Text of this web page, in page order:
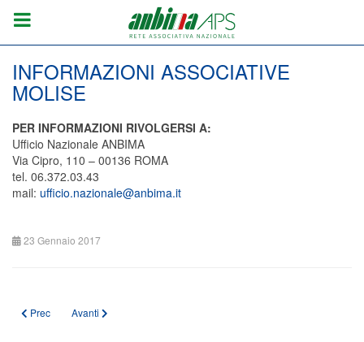
INFORMAZIONI ASSOCIATIVE
MOLISE
PER INFORMAZIONI RIVOLGERSI A:
Ufficio Nazionale ANBIMA
Via Cipro, 110 – 00136 ROMA
tel. 06.372.03.43
mail: ufficio.nazionale@anbima.it
23 Gennaio 2017
Articolo precedente: INFORMAZIONI ASSOCIATIVE BASILICATA
Prec Articolo successivo: INFORMAZIONI ASSOCIATIVE TRENTINO
Avanti